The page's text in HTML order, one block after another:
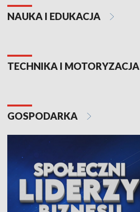
NAUKA I EDUKACJA
TECHNIKA I MOTORYZACJA
GOSPODARKA